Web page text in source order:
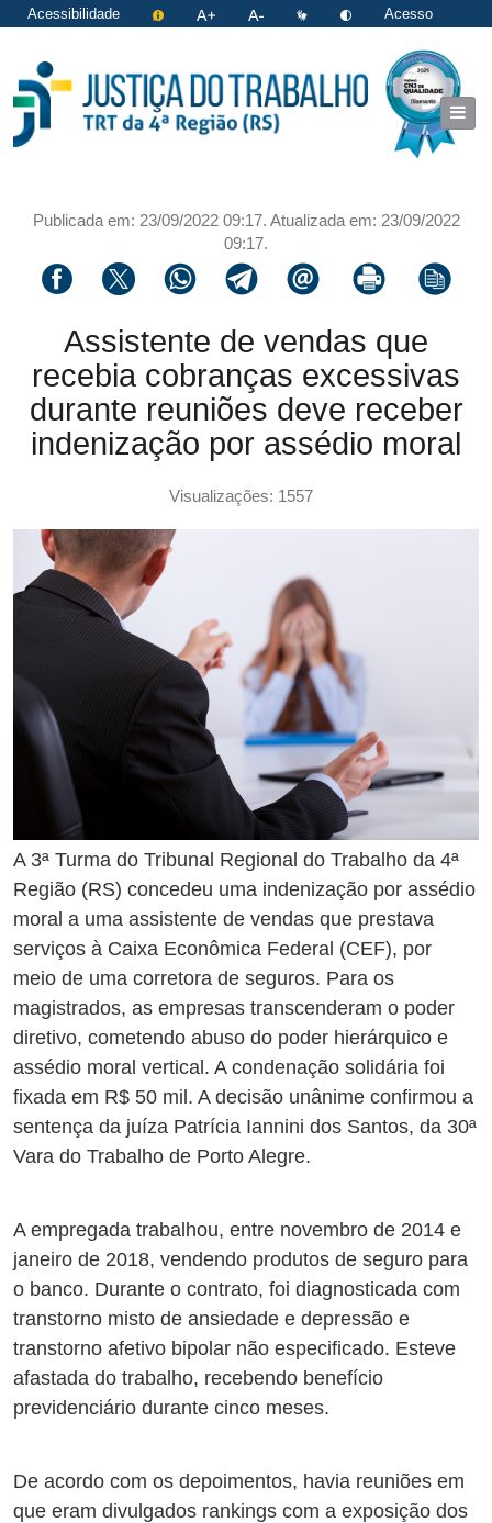
Acessibilidade
Acesso
Publicada em: 23/09/2022 09:17. Atualizada em: 23/09/2022
09:17.
Compartilhar via facebook
Compartilhar via twitter
Compartilhar via whatsapp
Compartilhar via telegram
Compartilhar via email
Imprimir a página
Copiar
Assistente de vendas que
recebia cobranças excessivas
durante reuniões deve receber
indenização por assédio moral
Visualizações: 1557
A 3ª Turma do Tribunal Regional do Trabalho da 4ª
Região (RS) concedeu uma indenização por assédio
moral a uma assistente de vendas que prestava
serviços à Caixa Econômica Federal (CEF), por
meio de uma corretora de seguros. Para os
magistrados, as empresas transcenderam o poder
diretivo, cometendo abuso do poder hierárquico e
assédio moral vertical. A condenação solidária foi
fixada em R$ 50 mil. A decisão unânime confirmou a
sentença da juíza Patrícia Iannini dos Santos, da 30ª
Vara do Trabalho de Porto Alegre.
A empregada trabalhou, entre novembro de 2014 e
janeiro de 2018, vendendo produtos de seguro para
o banco. Durante o contrato, foi diagnosticada com
transtorno misto de ansiedade e depressão e
transtorno afetivo bipolar não especificado. Esteve
afastada do trabalho, recebendo benefício
previdenciário durante cinco meses.
De acordo com os depoimentos, havia reuniões em
que eram divulgados rankings com a exposição dos